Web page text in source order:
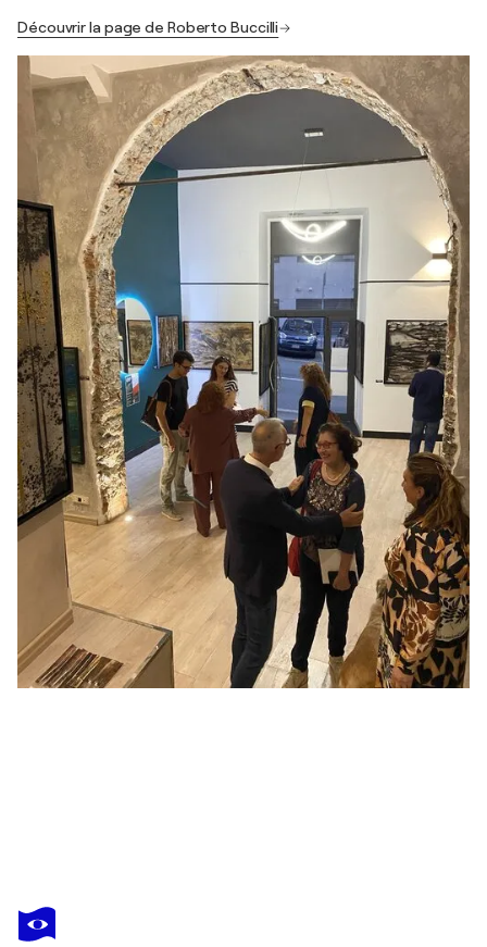
Découvrir la page de Roberto Buccilli
ROBERTO BUCCILLI
SEDIA "JACOBS & JOSEF KOHN" SECOLO XIX AUSTRIA